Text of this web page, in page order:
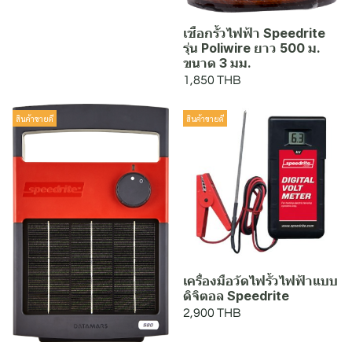
เชือกรั้วไฟฟ้า Speedrite
รุ่น Poliwire ยาว 500 ม.
ขนาด 3 มม.
1,850 THB
สินค้าขายดี สินค้าขายดี
เครื่องมือวัดไฟรั้วไฟฟ้าแบบ
ดิจิตอล Speedrite
2,900 THB